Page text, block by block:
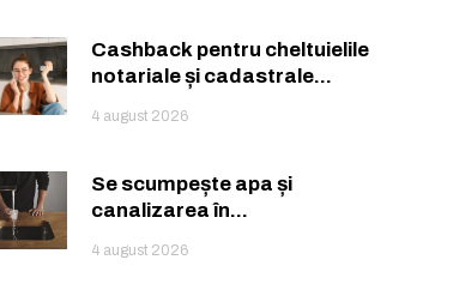
Cashback pentru cheltuielile
notariale și cadastrale...
4 august 2026
Se scumpește apa și
canalizarea în...
4 august 2026